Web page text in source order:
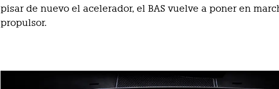
pisar de nuevo el acelerador, el BAS vuelve a poner en
propulsor.